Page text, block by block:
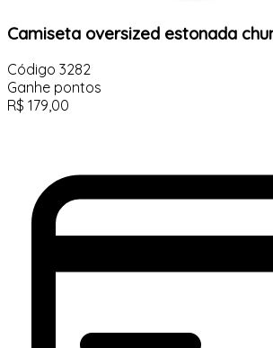
Camiseta oversized estonada
Código 3282
Ganhe pontos
R$ 179,00